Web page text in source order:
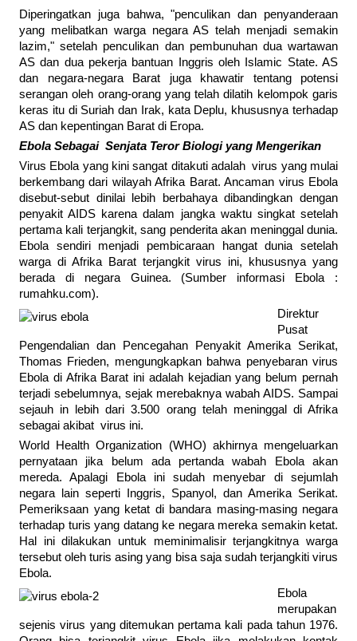
Diperingatkan juga bahwa, "penculikan dan penyanderaan
yang melibatkan warga negara AS telah menjadi semakin
lazim," setelah penculikan dan pembunuhan dua wartawan
AS dan dua pekerja bantuan Inggris oleh Islamic State. AS
dan negara-negara Barat juga khawatir tentang potensi
serangan oleh orang-orang yang telah dilatih kelompok garis
keras itu di Suriah dan Irak, kata Deplu, khususnya terhadap
AS dan kepentingan Barat di Eropa.
Ebola Sebagai Senjata Teror Biologi yang Mengerikan
Virus Ebola yang kini sangat ditakuti adalah virus yang mulai
berkembang dari wilayah Afrika Barat. Ancaman virus Ebola
disebut-sebut dinilai lebih berbahaya dibandingkan dengan
penyakit AIDS karena dalam jangka waktu singkat setelah
pertama kali terjangkit, sang penderita akan meninggal dunia.
Ebola sendiri menjadi pembicaraan hangat dunia setelah
warga di Afrika Barat terjangkit virus ini, khususnya yang
berada di negara Guinea. (Sumber informasi Ebola :
rumahku.com).
Direktur
Pusat
Pengendalian dan Pencegahan Penyakit Amerika Serikat,
Thomas Frieden, mengungkapkan bahwa penyebaran virus
Ebola di Afrika Barat ini adalah kejadian yang belum pernah
terjadi sebelumnya, sejak merebaknya wabah AIDS. Sampai
sejauh in lebih dari 3.500 orang telah meninggal di Afrika
sebagai akibat virus ini.
World Health Organization (WHO) akhirnya mengeluarkan
pernyataan jika belum ada pertanda wabah Ebola akan
mereda. Apalagi Ebola ini sudah menyebar di sejumlah
negara lain seperti Inggris, Spanyol, dan Amerika Serikat.
Pemeriksaan yang ketat di bandara masing-masing negara
terhadap turis yang datang ke negara mereka semakin ketat.
Hal ini dilakukan untuk meminimalisir terjangkitnya warga
tersebut oleh turis asing yang bisa saja sudah terjangkiti virus
Ebola.
Ebola
merupakan
sejenis virus yang ditemukan pertama kali pada tahun 1976.